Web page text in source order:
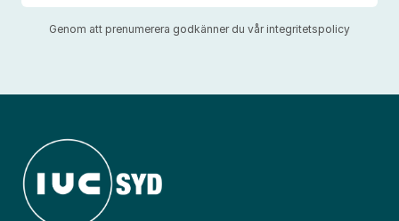
Genom att prenumerera godkänner du vår integritetspolicy